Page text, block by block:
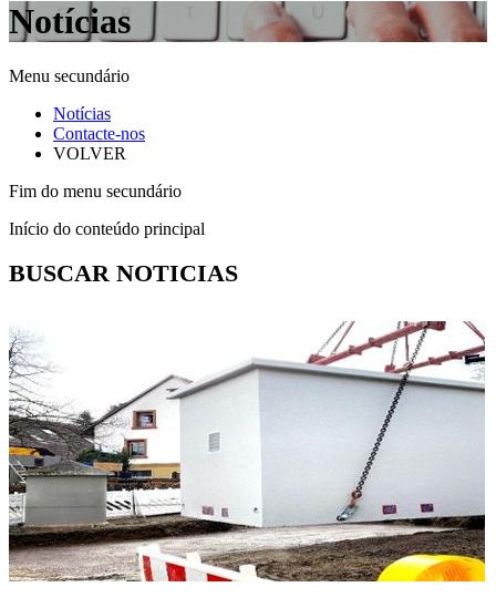
Notícias
Menu secundário
Notícias
Contacte-nos
VOLVER
Fim do menu secundário
Início do conteúdo principal
BUSCAR NOTICIAS